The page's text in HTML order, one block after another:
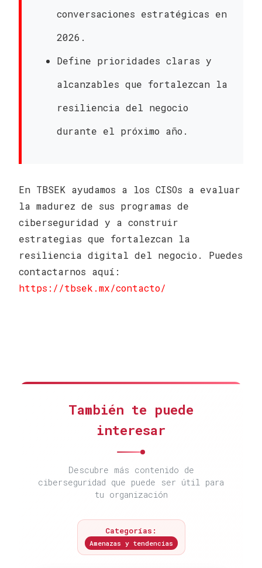
conversaciones estratégicas en
2026.
Define prioridades claras y
alcanzables que fortalezcan la
resiliencia del negocio
durante el próximo año.
En TBSEK ayudamos a los CISOs a evaluar
la madurez de sus programas de
ciberseguridad y a construir
estrategias que fortalezcan la
resiliencia digital del negocio. Puedes
contactarnos aquí:
https://tbsek.mx/contacto/
También te puede
interesar
Descubre más contenido de
ciberseguridad que puede ser útil para
tu organización
Categorías:
Amenazas y tendencias